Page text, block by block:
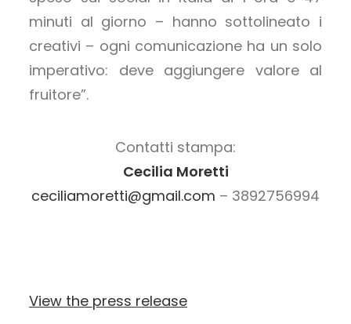
minuti al giorno – hanno sottolineato i
creativi – ogni comunicazione ha un solo
imperativo: deve aggiungere valore al
fruitore”.
Contatti stampa:
Cecilia Moretti
ceciliamoretti@gmail.com – 3892756994
View the press release